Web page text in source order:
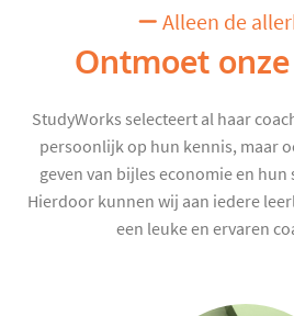
Alleen de
Ontmoet
StudyWorks selecteert al haar
persoonlijk op hun kennis, maar
geven van bijles economie en
Hierdoor kunnen wij aan iedere
een leuke en ervaren